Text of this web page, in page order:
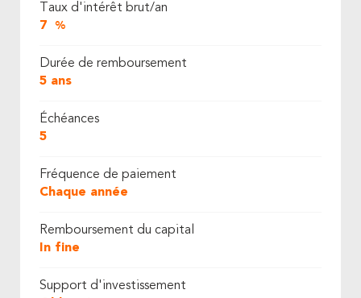
Taux d'intérêt brut/an
7 %
Durée de remboursement
5 ans
Échéances
5
Fréquence de paiement
Chaque année
Remboursement du capital
In fine
Support d'investissement